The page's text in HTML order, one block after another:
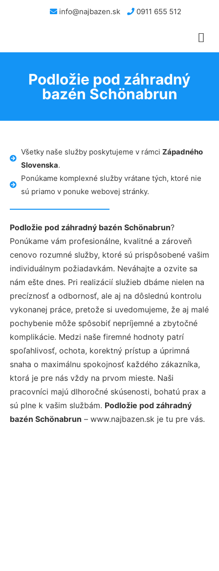
info@najbazen.sk 0911 655 512
Podložie pod záhradný
bazén Schönabrun
Všetky naše služby poskytujeme v rámci Západného
Slovenska.
Ponúkame komplexné služby vrátane tých, ktoré nie
sú priamo v ponuke webovej stránky.
Podložie pod záhradný bazén Schönabrun?
Ponúkame vám profesionálne, kvalitné a zároveň
cenovo rozumné služby, ktoré sú prispôsobené vašim
individuálnym požiadavkám. Neváhajte a ozvite sa
nám ešte dnes. Pri realizácií služieb dbáme nielen na
precíznosť a odbornosť, ale aj na dôslednú kontrolu
vykonanej práce, pretože si uvedomujeme, že aj malé
pochybenie môže spôsobiť nepríjemné a zbytočné
komplikácie. Medzi naše firemné hodnoty patrí
spoľahlivosť, ochota, korektný prístup a úprimná
snaha o maximálnu spokojnosť každého zákazníka,
ktorá je pre nás vždy na prvom mieste. Naši
pracovníci majú dlhoročné skúsenosti, bohatú prax a
sú plne k vašim službám. Podložie pod záhradný
bazén Schönabrun – www.najbazen.sk je tu pre vás.